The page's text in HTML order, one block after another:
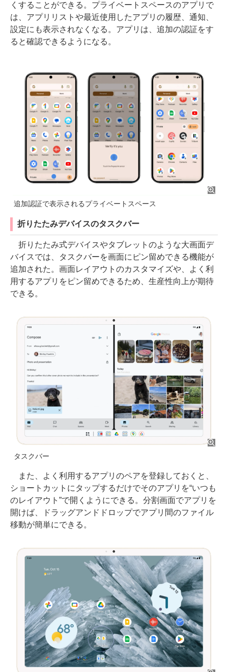
くすることができる。プライベートスペースのアプリで
は、アプリリストや最近使用したアプリの履歴、通知、
設定にも表示されなくなる。アプリは、追加の認証をす
ると確認できるようになる。
追加認証で表示されるプライベートスペース
折りたたみデバイスのタスクバー
折りたたみ式デバイスやタブレットのような大画面デ
バイスでは、タスクバーを画面にピン留めできる機能が
追加された。画面レイアウトのカスタマイズや、よく利
用するアプリをピン留めできるため、生産性向上が期待
できる。
タスクバー
また、よく利用するアプリのペアを登録しておくと、
ショートカットにタップするだけでそのアプリを“いつも
のレイアウト”で開くようにできる。分割画面でアプリを
開けば、ドラッグアンドドロップでアプリ間のファイル
移動が簡単にできる。